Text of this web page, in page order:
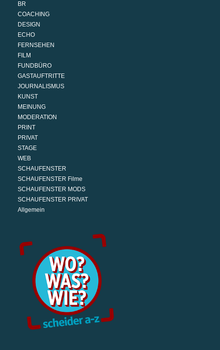
BR
COACHING
DESIGN
ECHO
FERNSEHEN
FILM
FUNDBÜRO
GASTAUFTRITTE
JOURNALISMUS
KUNST
MEINUNG
MODERATION
PRINT
PRIVAT
STAGE
WEB
SCHAUFENSTER
SCHAUFENSTER Filme
SCHAUFENSTER MODS
SCHAUFENSTER PRIVAT
Allgemein